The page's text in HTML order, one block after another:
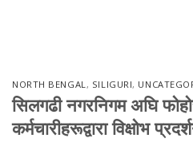
NORTH BENGAL, SILIGURI,
सिलगढी नगरनिगम अघि
कर्मचारीहरूद्वारा विक्षोभ